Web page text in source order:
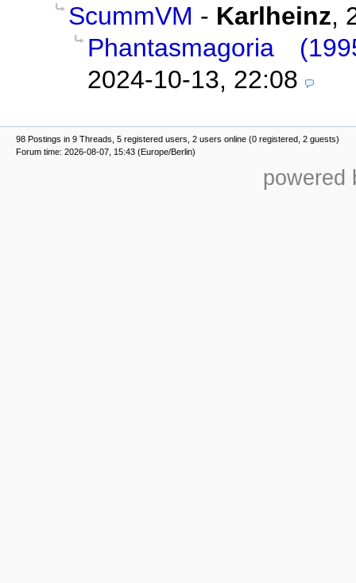
ScummVM - Karlheinz,
Phantasmagoria
2024-10-13, 22:08
98 Postings in 9 Threads, 5 registered users, 2 users online (0 registered, 2 guests)
Forum time: 2026-08-07, 15:43 (Europe/Berlin)
powered